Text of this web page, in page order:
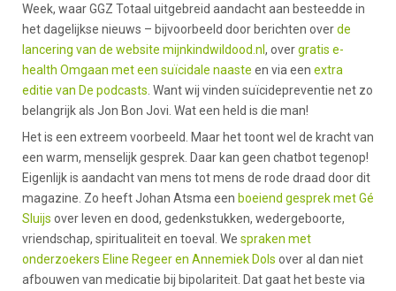
Week, waar GGZ Totaal uitgebreid aandacht aan besteedde in
het dagelijkse nieuws – bijvoorbeeld door berichten overde
lancering van de website mijnkindwildood.nl , overgratis e-
health Omgaan met een suïcidale naaste en via een extra
editie van De podcasts . Want wij vinden suïcidepreventie net zo
belangrijk als Jon Bon Jovi. Wat een held is die man!
Het is een extreem voorbeeld. Maar het toont wel de kracht van
een warm, menselijk gesprek. Daar kan geen chatbot tegenop!
Eigenlijk is aandacht van mens tot mens de rode draad door dit
magazine. Zo heeft Johan Atsma een boeiend gesprek met Gé
Sluijs over leven en dood, gedenkstukken, wedergeboorte,
vriendschap, spiritualiteit en toeval. We spraken met
onderzoekers Eline Regeer en Annemiek Dols over al dan niet
afbouwen van medicatie bij bipolariteit. Dat gaat het beste via